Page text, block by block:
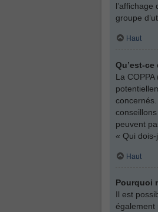
groupe
Haut
Qu’est-ce
La
peuvent
« Qui dois-
Haut
Pourquoi
Il est
également